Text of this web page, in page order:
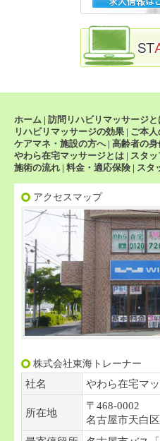
ホーム | 訪問リハビリマッサージと
リハビリマッサージの効果 | ご本
ケアマネ・施設の方へ| 高齢者の
やわら在宅マッサージとは | スタ
施術の流れ | 料金・適応保険 | スタ
アクセスマップ
株式会社東海トレーナー
社名
やわら在宅マ
所在地
〒468-0002
名古屋市天白